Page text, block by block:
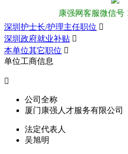
康强网客服微信号
深圳护士长/护理主任职位 
深圳政府就业补贴 
本单位其它职位 
单位工商信息

公司全称
厦门康强人才服务有限公司
法定代表人
吴旭明